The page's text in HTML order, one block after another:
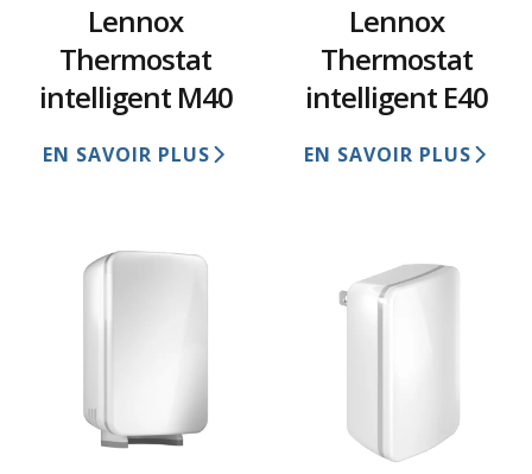
Lennox
Thermostat
intelligent M40
EN SAVOIR PLUS
Lennox
Thermostat
intelligent E40
EN SAVOIR PLUS